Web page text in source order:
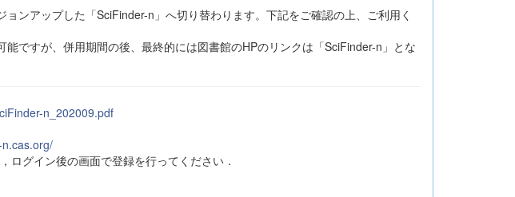
ンアップした「SciFinder-n」へ切り替わります。下記をご確認の上、ご利用く
能ですが、併用期間の後、最終的には図書館のHPのリンクは「SciFinder-n」とな
n_202009.pdf
ログイン後の画面で登録を行ってください．